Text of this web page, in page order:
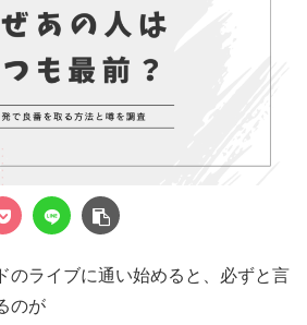
のライブに通い始めると、必ずと言
のが